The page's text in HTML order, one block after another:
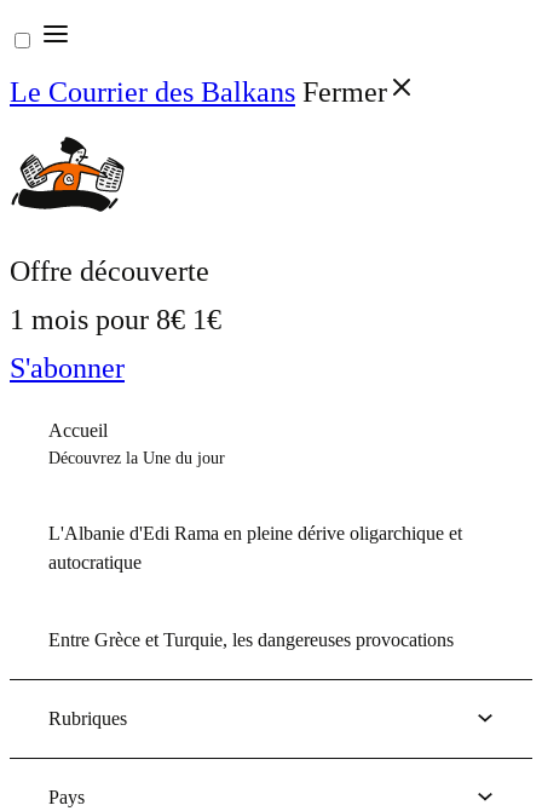
Aller
au
contenu
Le Courrier des Balkans Fermer
Offre découverte
1 mois pour 8€ 1€
S'abonner
Accueil
Découvrez la Une du jour
L'Albanie d'Edi Rama en pleine dérive oligarchique et
autocratique
Entre Grèce et Turquie, les dangereuses provocations
Rubriques
Pays